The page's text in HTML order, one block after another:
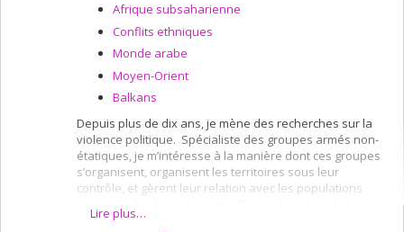
Afrique subsaharienne
Conflits ethniques
Monde arabe
Moyen-Orient
Balkans
Depuis plus de dix ans, je mène des recherches sur la
violence politique. Spécialiste des groupes armés non-
étatiques, je m’intéresse à la manière dont ces groupes
s’organisent, organisent les territoires sous leur
contrôle, et gèrent leur relation avec les populations
violence politique dans des contextes de transition
Lire plus…